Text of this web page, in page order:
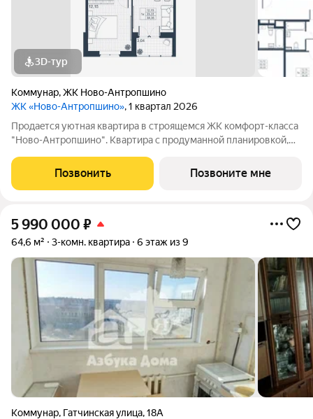
3D-тур
Коммунар,ЖК Ново-Антропшино
ЖК «Ново-Антропшино», 1 квартал 2026
Пpoдaeтся уютная квартира в строящемся ЖК комфорт-клacca
"Ново-Антропшино". Квартира с продуманной планировкой,
каждое помещение - это позволит получить максимум
комфорта для жизни. Жить за
Позвонить Позвоните мне
5 990 000 ₽
64,6 м² 3-комн. квартира 6 этаж из 9
Коммунар, Гатчинская улица,18А